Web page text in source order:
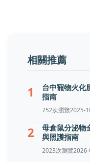
相關推薦
1
台中寵物火化
指南
752次瀏覽2025-
2
母倉鼠分泌物
與照護指南
2023次瀏覽